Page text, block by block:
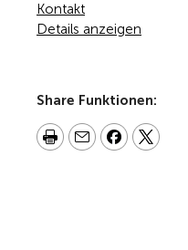
Kontakt
Details anzeigen
Share Funktionen: